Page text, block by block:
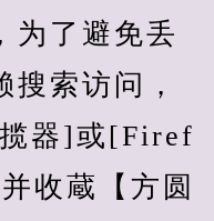
为了避免丢
索访问，
器]或[Firef
收蔵【方圆